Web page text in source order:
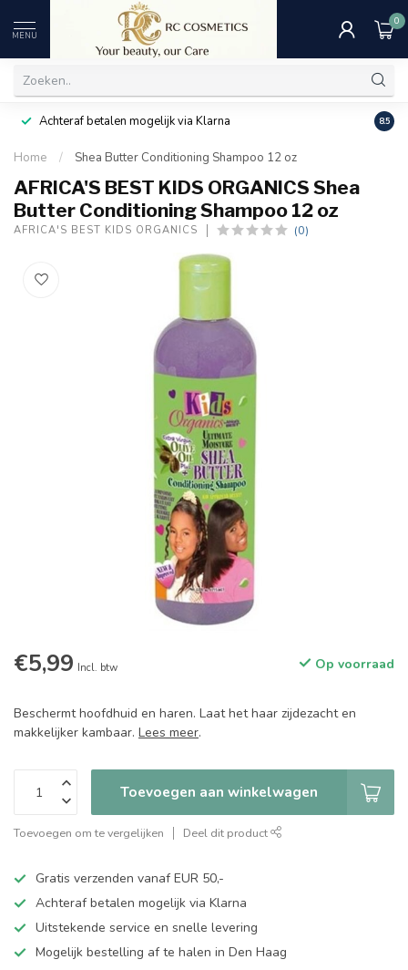
MENU
0
Achteraf betalen mogelijk via Klarna 8.5
Home / Shea Butter Conditioning Shampoo 12 oz
AFRICA'S BEST KIDS ORGANICS Shea
Butter Conditioning Shampoo 12 oz
AFRICA'S BEST KIDS ORGANICS (0)
€5,99 Incl. btw Op voorraad
Beschermt hoofdhuid en haren. Laat het haar zijdezacht en
makkelijker kambaar. Lees meer.
Toevoegen aan winkelwagen
Toevoegen om te vergelijken Deel dit product
Gratis verzenden vanaf EUR 50,-
Achteraf betalen mogelijk via Klarna
Uitstekende service en snelle levering
Mogelijk bestelling af te halen in Den Haag